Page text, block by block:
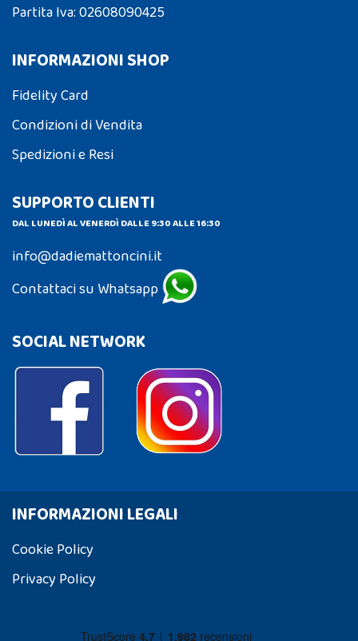
Partita Iva: 02608090425
INFORMAZIONI SHOP
Fidelity Card
Condizioni di Vendita
Spedizioni e Resi
SUPPORTO CLIENTI
DAL LUNEDÌ AL VENERDÌ DALLE 9:30 ALLE 16:30
info@dadiemattoncini.it
Contattaci su Whatsapp
SOCIAL NETWORK
INFORMAZIONI LEGALI
Cookie Policy
Privacy Policy